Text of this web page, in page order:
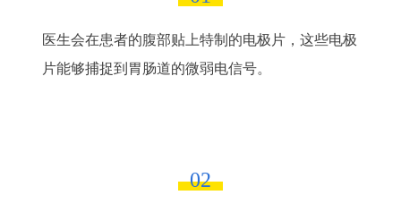
医生会在患者的腹部贴上特制的电极片，这些电极
片能够捕捉到胃肠道的微弱电信号。
02